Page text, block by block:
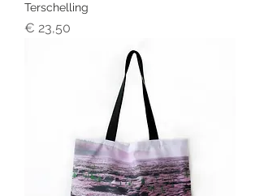
Terschelling
Prijs
€ 23,50